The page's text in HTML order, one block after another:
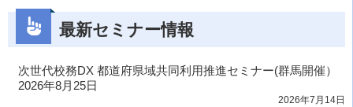
最新セミナー情報
次世代校務DX 都道府県域共同利用推進セミナー(群馬開催）
2026年8月25日
2026年7月14日